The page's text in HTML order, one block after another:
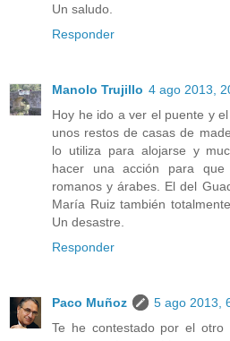
Un saludo.
Responder
Manolo Trujillo 4 ago 2013,
Hoy he ido a ver el puente y
unos restos de casas de
lo utiliza para alojarse y
hacer una acción para
romanos y árabes. El del
María Ruiz también
Un desastre.
Responder
Paco Muñoz
5 ago 2013,
Te he contestado por el